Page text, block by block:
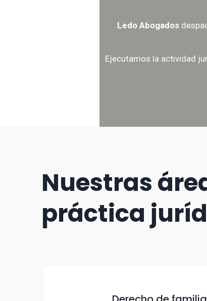
Ledo Abogados
Ejecutamos la actividad
Nuestras
práctica